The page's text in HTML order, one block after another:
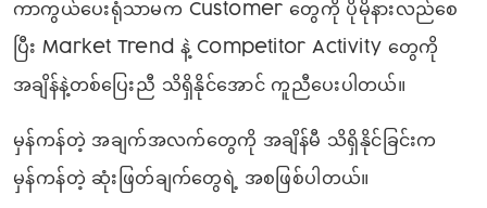
ကာကွယ်ပေးရုံသာမက Customer တွေကို ပိုမိုနားလည်စေ
ပြီး Market Trend နဲ့ Competitor Activity တွေကို
အချိန်နဲ့တစ်ပြေးညီ သိရှိနိုင်အောင် ကူညီပေးပါတယ်။
မှန်ကန်တဲ့ အချက်အလက်တွေကို အချိန်မီ သိရှိနိုင်ခြင်းက
မှန်ကန်တဲ့ ဆုံးဖြတ်ချက်တွေရဲ့ အစဖြစ်ပါတယ်။